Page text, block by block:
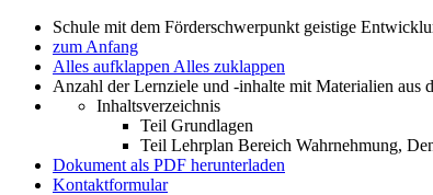
Schule mit dem Förderschwerpunkt geistige
zum Anfang
Alles aufklappen Alles zuklappen
Anzahl der Lernziele und -inhalte mit Materialien aus
Inhaltsverzeichnis
Teil Grundlagen
Teil Lehrplan Bereich Wahrnehmung,
Dokument als PDF herunterladen
Kontaktformular